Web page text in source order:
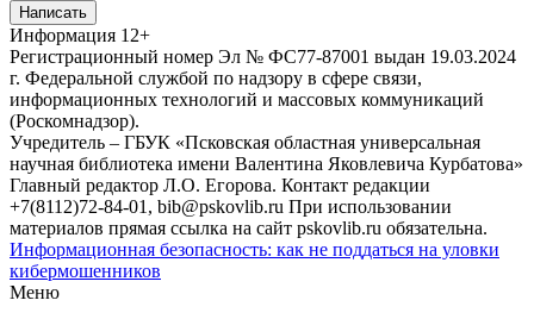
Написать
Информация 12+
Регистрационный номер Эл № ФС77-87001 выдан 19.03.2024
г. Федеральной службой по надзору в сфере связи,
информационных технологий и массовых коммуникаций
(Роскомнадзор).
Учредитель – ГБУК «Псковская областная универсальная
научная библиотека имени Валентина Яковлевича Курбатова»
Главный редактор Л.О. Егорова. Контакт редакции
+7(8112)72-84-01, bib@pskovlib.ru При использовании
материалов прямая ссылка на сайт pskovlib.ru обязательна.
Информационная безопасность: как не поддаться на уловки
кибермошенников
Меню